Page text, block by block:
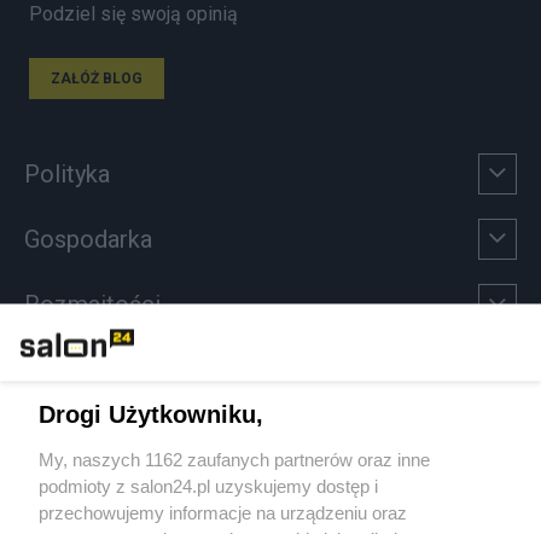
Podziel się swoją opinią
ZAŁÓŻ BLOG
Polityka
Gospodarka
Rozmaitości
Sport
Społeczeństwo
Drogi Użytkowniku,
My, naszych 1162 zaufanych partnerów oraz inne
podmioty z salon24.pl uzyskujemy dostęp i
przechowujemy informacje na urządzeniu oraz